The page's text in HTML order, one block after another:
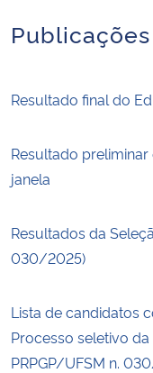
Resultado final do
Resultado
janela
Resultados da
030/2025)
Lista de candidatos
Processo seletivo
PRPGP/UFSM n.